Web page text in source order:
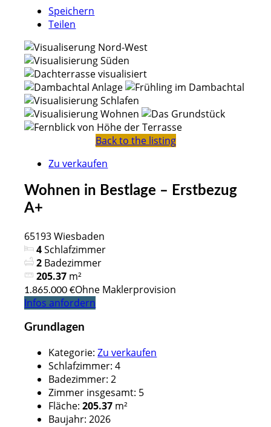
Speichern
Teilen
Back to the listing
Zu verkaufen
Wohnen in Bestlage – Erstbezug
A+
65193 Wiesbaden
4 Schlafzimmer
2 Badezimmer
205.37 m²
1.865.000 €Ohne Maklerprovision
Infos anfordern
Grundlagen
Kategorie: Zu verkaufen
Schlafzimmer: 4
Badezimmer: 2
Zimmer insgesamt: 5
Fläche: 205.37 m²
Baujahr: 2026